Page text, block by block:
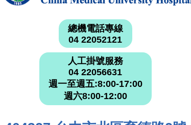
總機電話專線
04 22052121
人工掛號服務
04 22056631
週一至週五:8:00-17:00
週六8:00-12:00